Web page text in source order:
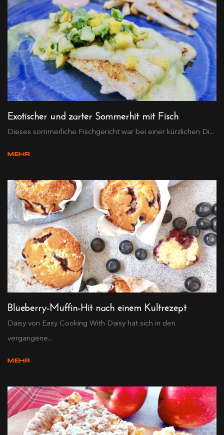
Exotischer und zarter Sommerhit mit Fisch
Dieses sommerliche Fischgericht war bei einer kürzlichen Di...
MEHR
Blueberry-Muffin-Hit nach einem Kultrezept
Daisy von Easy Cooking With Daisy hat sich in den
vergangene...
MEHR